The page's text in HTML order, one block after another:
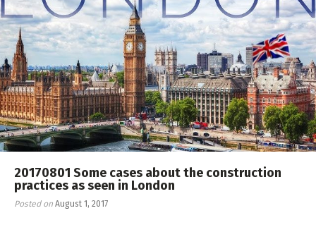
20170801 Some cases about the construction
practices as seen in London
Posted on August 1, 2017